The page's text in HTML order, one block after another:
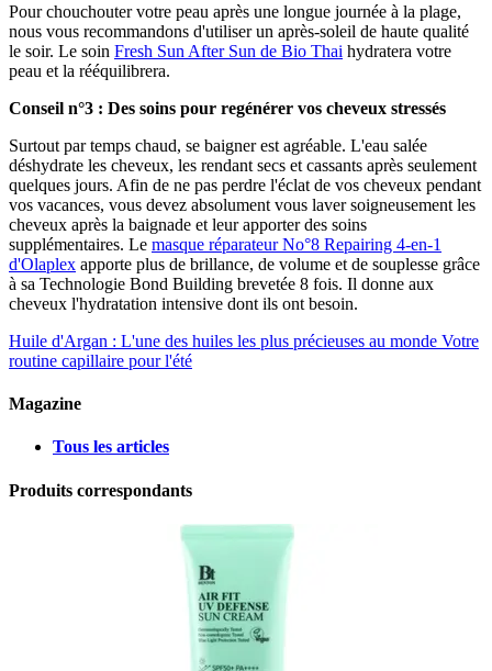
Pour chouchouter votre peau après une longue journée à la plage,
nous vous recommandons d'utiliser un après-soleil de haute qualité
le soir. Le soin Fresh Sun After Sun de Bio Thai hydratera votre
peau et la rééquilibrera.
Conseil n°3 : Des soins pour regénérer vos cheveux stressés
Surtout par temps chaud, se baigner est agréable. L'eau salée
déshydrate les cheveux, les rendant secs et cassants après seulement
quelques jours. Afin de ne pas perdre l'éclat de vos cheveux pendant
vos vacances, vous devez absolument vous laver soigneusement les
cheveux après la baignade et leur apporter des soins
supplémentaires. Le masque réparateur No°8 Repairing 4-en-1
d'Olaplex apporte plus de brillance, de volume et de souplesse grâce
à sa Technologie Bond Building brevetée 8 fois. Il donne aux
cheveux l'hydratation intensive dont ils ont besoin.
Huile d'Argan : L'une des huiles les plus précieuses au monde Votre
routine capillaire pour l'été
Magazine
Tous les articles
Produits correspondants